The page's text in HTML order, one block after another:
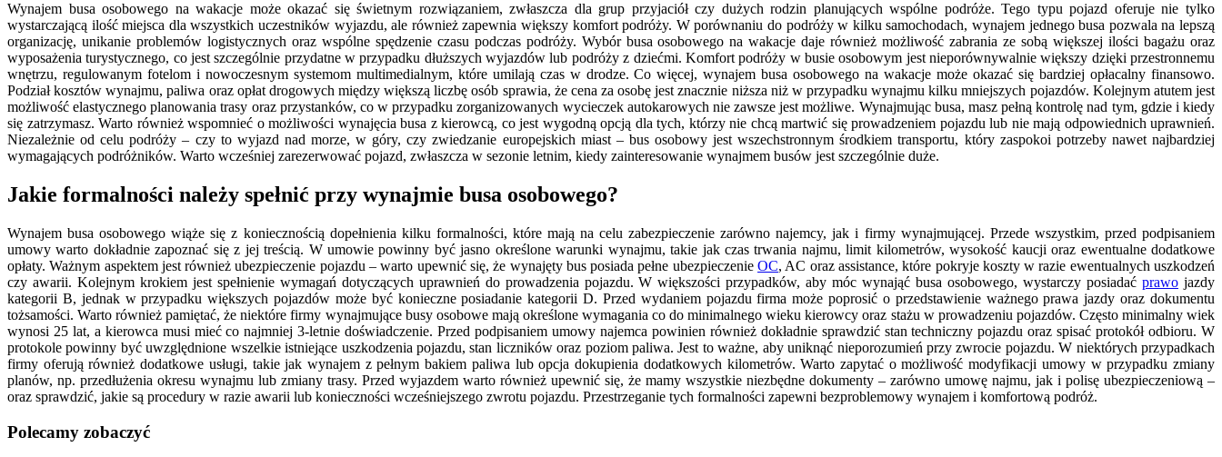
Wynajem busa osobowego na wakacje może okazać się świetnym rozwiązaniem, zwłaszcza dla grup przyjaciół czy dużych rodzin planujących wspólne podróże. Tego typu pojazd oferuje nie tylko
wystarczającą ilość miejsca dla wszystkich uczestników wyjazdu, ale również zapewnia większy komfort podróży. W porównaniu do podróży w kilku samochodach, wynajem jednego busa pozwala na lepszą
organizację, unikanie problemów logistycznych oraz wspólne spędzenie czasu podczas podróży. Wybór busa osobowego na wakacje daje również możliwość zabrania ze sobą większej ilości bagażu oraz
wyposażenia turystycznego, co jest szczególnie przydatne w przypadku dłuższych wyjazdów lub podróży z dziećmi. Komfort podróży w busie osobowym jest nieporównywalnie większy dzięki przestronnemu
wnętrzu, regulowanym fotelom i nowoczesnym systemom multimedialnym, które umilają czas w drodze. Co więcej, wynajem busa osobowego na wakacje może okazać się bardziej opłacalny finansowo.
Podział kosztów wynajmu, paliwa oraz opłat drogowych między większą liczbę osób sprawia, że cena za osobę jest znacznie niższa niż w przypadku wynajmu kilku mniejszych pojazdów. Kolejnym atutem jest
możliwość elastycznego planowania trasy oraz przystanków, co w przypadku zorganizowanych wycieczek autokarowych nie zawsze jest możliwe. Wynajmując busa, masz pełną kontrolę nad tym, gdzie i kiedy
się zatrzymasz. Warto również wspomnieć o możliwości wynajęcia busa z kierowcą, co jest wygodną opcją dla tych, którzy nie chcą martwić się prowadzeniem pojazdu lub nie mają odpowiednich uprawnień.
Niezależnie od celu podróży – czy to wyjazd nad morze, w góry, czy zwiedzanie europejskich miast – bus osobowy jest wszechstronnym środkiem transportu, który zaspokoi potrzeby nawet najbardziej
wymagających podróżników. Warto wcześniej zarezerwować pojazd, zwłaszcza w sezonie letnim, kiedy zainteresowanie wynajmem busów jest szczególnie duże.
Jakie formalności należy spełnić przy wynajmie busa osobowego?
Wynajem busa osobowego wiąże się z koniecznością dopełnienia kilku formalności, które mają na celu zabezpieczenie zarówno najemcy, jak i firmy wynajmującej. Przede wszystkim, przed podpisaniem
umowy warto dokładnie zapoznać się z jej treścią. W umowie powinny być jasno określone warunki wynajmu, takie jak czas trwania najmu, limit kilometrów, wysokość kaucji oraz ewentualne dodatkowe
opłaty. Ważnym aspektem jest również ubezpieczenie pojazdu – warto upewnić się, że wynajęty bus posiada pełne ubezpieczenieOC, AC oraz assistance, które pokryje koszty w razie ewentualnych uszkodzeń
czy awarii. Kolejnym krokiem jest spełnienie wymagań dotyczących uprawnień do prowadzenia pojazdu. W większości przypadków, aby móc wynająć busa osobowego, wystarczy posiadaćprawo jazdy
kategorii B, jednak w przypadku większych pojazdów może być konieczne posiadanie kategorii D. Przed wydaniem pojazdu firma może poprosić o przedstawienie ważnego prawa jazdy oraz dokumentu
tożsamości. Warto również pamiętać, że niektóre firmy wynajmujące busy osobowe mają określone wymagania co do minimalnego wieku kierowcy oraz stażu w prowadzeniu pojazdów. Często minimalny wiek
wynosi 25 lat, a kierowca musi mieć co najmniej 3-letnie doświadczenie. Przed podpisaniem umowy najemca powinien również dokładnie sprawdzić stan techniczny pojazdu oraz spisać protokół odbioru. W
protokole powinny być uwzględnione wszelkie istniejące uszkodzenia pojazdu, stan liczników oraz poziom paliwa. Jest to ważne, aby uniknąć nieporozumień przy zwrocie pojazdu. W niektórych przypadkach
firmy oferują również dodatkowe usługi, takie jak wynajem z pełnym bakiem paliwa lub opcja dokupienia dodatkowych kilometrów. Warto zapytać o możliwość modyfikacji umowy w przypadku zmiany
planów, np. przedłużenia okresu wynajmu lub zmiany trasy. Przed wyjazdem warto również upewnić się, że mamy wszystkie niezbędne dokumenty – zarówno umowę najmu, jak i polisę ubezpieczeniową –
oraz sprawdzić, jakie są procedury w razie awarii lub konieczności wcześniejszego zwrotu pojazdu. Przestrzeganie tych formalności zapewni bezproblemowy wynajem i komfortową podróż.
Polecamy zobaczyć